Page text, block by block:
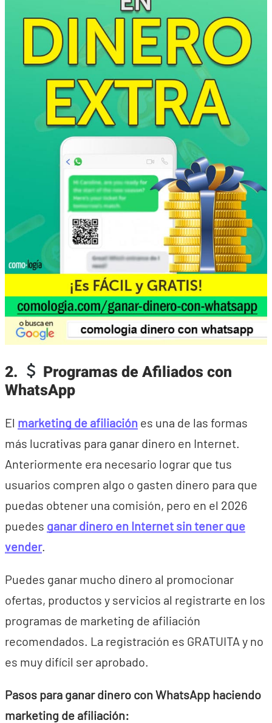
2.
Programas de Afiliados con
WhatsApp
El marketing de afiliación es una de las formas
más lucrativas para ganar dinero en Internet.
Anteriormente era necesario lograr que tus
usuarios compren algo o gasten dinero para que
puedas obtener una comisión, pero en el 2026
puedes ganar dinero en Internet sin tener que
vender.
Puedes ganar mucho dinero al promocionar
ofertas, productos y servicios al registrarte en los
programas de marketing de afiliación
recomendados. La registración es GRATUITA y no
es muy difícil ser aprobado.
Pasos para ganar dinero con WhatsApp haciendo
marketing de afiliación: